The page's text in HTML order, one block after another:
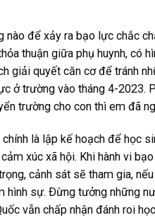
nào để xảy ra bạo lực chắc
thuận giữa phụ huynh, có
giải quyết căn cơ để tránh
ở trường vào tháng 4-
trường cho con thì em đã
là lập kế hoạch để học
xúc xã hội. Khi hành vi
cảnh sát sẽ tham gia,
hình sự. Ðừng tưởng những
vẫn chấp nhận đánh roi